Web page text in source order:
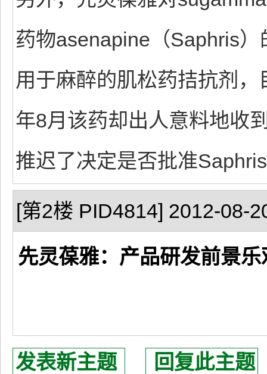
药物asenapine（Saphris
用于麻醉的肌松药拮抗剂
年8月该药却出人意料地收
推迟了决定是否批准
[第2楼 PID4814] 2012-08-
先灵葆雅：产品研发前景乐
发表新主题 回复此主题